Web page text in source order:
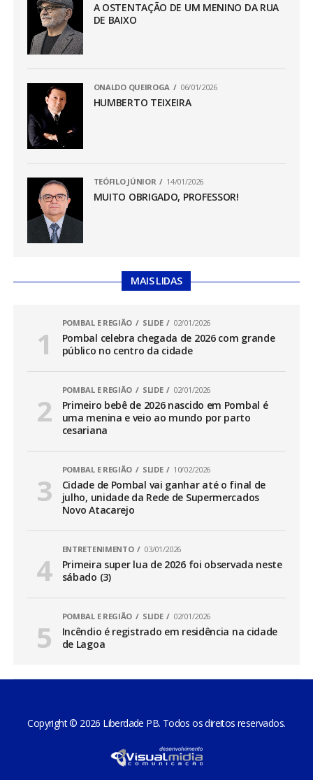
A OSTENTAÇÃO DE UM MENINO DA RUA
DE BAIXO
ONALDO QUEIROGA 06/01/2026
HUMBERTO TEIXEIRA
TEÓFILO JÚNIOR 14/01/2026
MUITO OBRIGADO, PROFESSOR!
MAIS LIDAS
POMBAL E REGIÃO SLIDE 02/01/2026
Pombal celebra chegada de 2026 com grande
público no centro da cidade
POMBAL E REGIÃO SLIDE 02/01/2026
Primeiro bebê de 2026 nascido em Pombal é
uma menina e veio ao mundo por parto
cesariana
POMBAL E REGIÃO SLIDE 10/02/2026
Cidade de Pombal vai ganhar até o final de
julho, unidade da Rede de Supermercados
Novo Atacarejo
ENTRETENIMENTO 03/01/2026
Primeira super lua de 2026 foi observada neste
sábado (3)
POMBAL E REGIÃO SLIDE 02/01/2026
Incêndio é registrado em residência na cidade
de Lagoa
Copyright © 2026 Liberdade PB. Todos os direitos reservados.